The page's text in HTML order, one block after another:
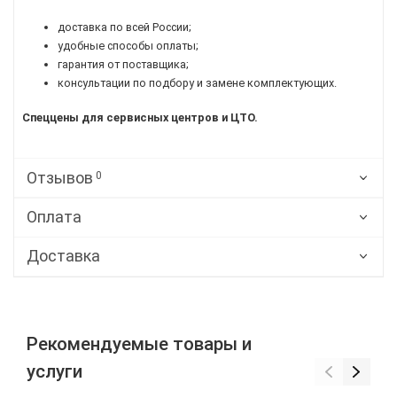
доставка по всей России;
удобные способы оплаты;
гарантия от поставщика;
консультации по подбору и замене комплектующих.
Спеццены для сервисных центров и ЦТО.
Отзывов 0
Оплата
Доставка
Рекомендуемые товары и
услуги